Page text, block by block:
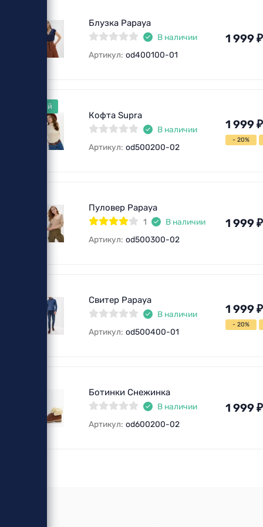
Блузка Papaya
В наличии
Артикул: od400100-01
1 999₽
Кофта Supra
В наличии
Артикул: od500200-02
1 999₽
- 20%
Новый
Пуловер Papaya
1
В наличии
Артикул: od500300-02
1 999₽
Свитер Papaya
В наличии
Артикул: od500400-01
1 999₽
- 20%
Ботинки Снежинка
В наличии
Артикул: od600200-02
1 999₽